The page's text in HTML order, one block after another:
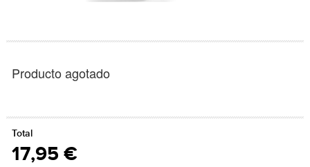
Producto agotado
Total
17,95 €